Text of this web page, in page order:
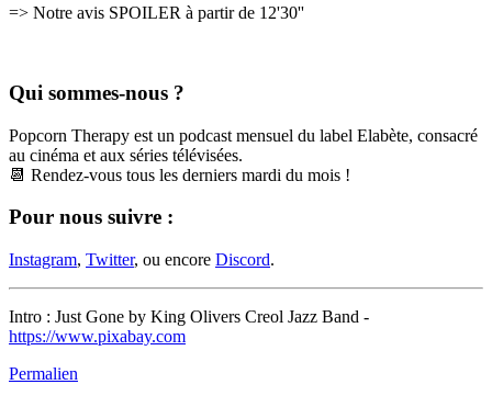
=> Notre avis SPOILER à partir de 12'30''
Qui sommes-nous ?
Popcorn Therapy est un podcast mensuel du label Elabète, consacré
au cinéma et aux séries télévisées.
📆 Rendez-vous tous les derniers mardi du mois !
Pour nous suivre :
Instagram, Twitter, ou encore Discord.
Intro : Just Gone by King Olivers Creol Jazz Band -
https://www.pixabay.com
Permalien